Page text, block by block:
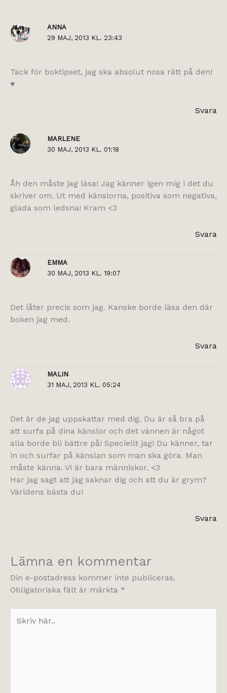
ANNA
29 MAJ, 2013 KL. 23:43
Tack för boktipset, jag ska absolut nosa rätt på den!
♥
Svara
MARLENE
30 MAJ, 2013 KL. 01:18
Åh den måste jag läsa! Jag känner igen mig i det du
skriver om. Ut med känslorna, positiva som negativa,
glada som ledsna! Kram <3
Svara
EMMA
30 MAJ, 2013 KL. 19:07
Det låter precis som jag. Kanske borde läsa den där
boken jag med.
Svara
MALIN
31 MAJ, 2013 KL. 05:24
Det är de jag uppskattar med dig. Du är så bra på
att surfa på dina känslor och det vännen är något
alla borde bli bättre på! Speciellt jag! Du känner, tar
in och surfar på känslan som man ska göra. Man
måste känna. Vi är bara människor. <3
Har jag sagt att jag saknar dig och att du är grym?
Världens bästa du!
Svara
Lämna en kommentar
Din e-postadress kommer inte publiceras.
Obligatoriska fält är märkta *
här..